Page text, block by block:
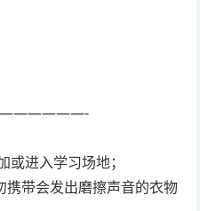
进入学习场地；
带会发出磨擦声音的衣物